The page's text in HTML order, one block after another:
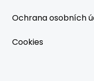
Ochrana osobních
Cookies